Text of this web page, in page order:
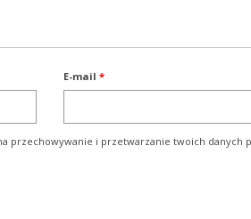
E-mail *
przechowywanie i przetwarzanie twoich danych